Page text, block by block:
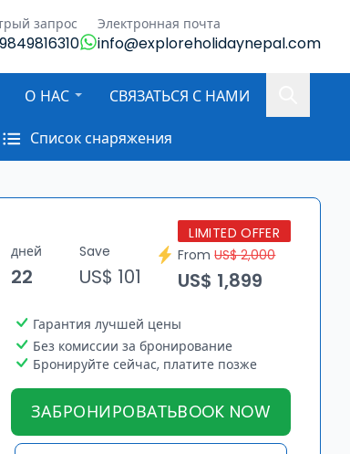
запрос Электронная почта
info@exploreholidaynepal.com
О НАС СВЯЗАТЬСЯ С НАМИ
Список снаряжения
дней
22
Save
US$ 101
LIMITED OFFER
FromUS$ 2,000
US$ 1,899
Гарантия лучшей цены
Без комиссии за бронирование
Бронируйте сейчас, платите позже
ЗАБРОНИРОВАТЬBOOK NOW